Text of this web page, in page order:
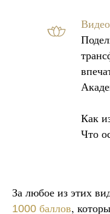
Как
Что
За любое из этих
1000 баллов,